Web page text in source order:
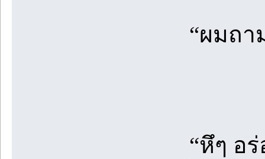
“ผมถามคุ
“หึๆ อร่อย